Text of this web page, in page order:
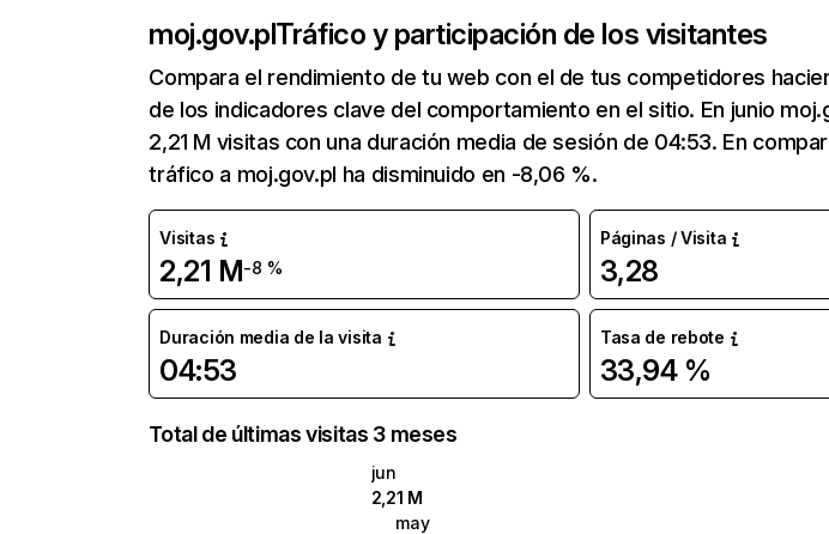
moj.gov.plTráfico y participación de los visitantes
Compara el rendimiento de tu web con el de tus competidores
de los indicadores clave del comportamiento en el sitio. En junio
2,21 M visitas con una duración media de sesión de 04:53. En
tráfico a moj.gov.pl ha disminuido en -8,06 %.
Visitas
2,21 M-8 %
Páginas / Visita
3,28
Duración media de la visita
04:53
Tasa de rebote
33,94 %
Total de últimas visitas 3 meses
jun
2,21 M
may